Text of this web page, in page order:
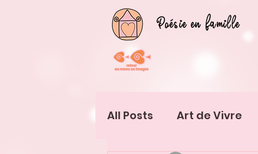
Poésie en famille
All Posts Art de Vivre